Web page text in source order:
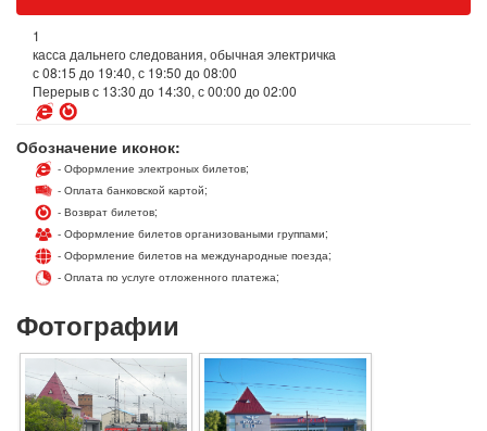
1
касса дальнего следования, обычная электричка
с 08:15 до 19:40, с 19:50 до 08:00
Перерыв с 13:30 до 14:30, с 00:00 до 02:00
Обозначение иконок:
- Оформление электроных билетов;
- Оплата банковской картой;
- Возврат билетов;
- Оформление билетов организоваными группами;
- Оформление билетов на международные поезда;
- Оплата по услуге отложенного платежа;
Фотографии